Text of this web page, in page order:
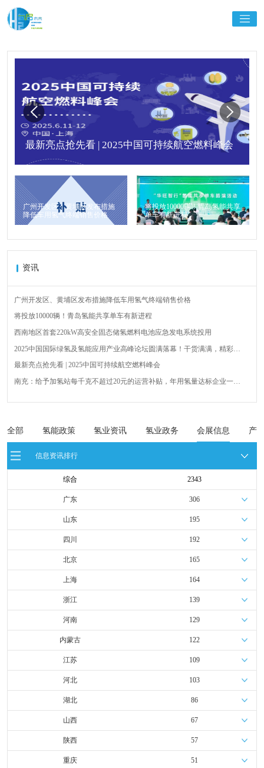
最新亮点抢先看 | 2025中国可持续航空燃料峰会
广州开发区、黄埔区发布措施
降低车用氢气终端销售价格
将投放10000辆！青岛氢能共享
单车有新进程
资讯
广州开发区、黄埔区发布措施降低车用氢气终端销售价格
将投放10000辆！青岛氢能共享单车有新进程
西南地区首套220kW高安全固态储氢燃料电池应急发电系统投用
2025中国国际绿氢及氢能应用产业高峰论坛圆满落幕！干货满满，精彩瞬
最新亮点抢先看 | 2025中国可持续航空燃料峰会
南充：给予加氢站每千克不超过20元的运营补贴，年用氢量达标企业一次
成果验收工作会议在呼伦贝尔举行
新疆俊瑞温宿规模化制绿氢项目开工仪式在温宿县成功举办
产业发展举办交流会
全部 氢能政策 氢业资讯 氢业政务 会展信息 产
信息资讯排行
综合 2343
广东 306
山东 195
四川 192
北京 165
上海 164
浙江 139
河南 129
内蒙古 122
江苏 109
河北 103
湖北 86
山西 67
陕西 57
重庆 51